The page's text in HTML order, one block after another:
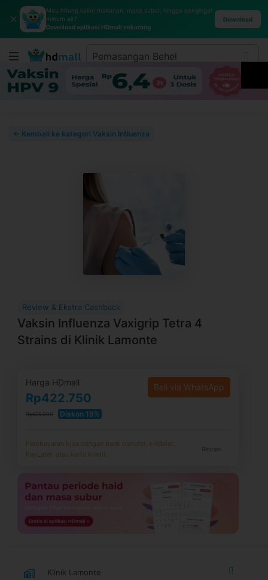
✕
Mau hitung kalori makanan, masa subur, hingga pengingat
minum air?
Download aplikasi HDmall sekarang
Download
← Kembali ke kategori Vaksin Influenza
Review & Ekstra Cashback
Vaksin Influenza Vaxigrip Tetra 4
Strains di Klinik Lamonte
Harga HDmall
Rp422.750
Rp525.000 Diskon 19%
Beli via WhatsApp
Pembayaran bisa dengan bank transfer, e-Wallet,
PayLater, atau kartu kredit.
Rincian
Klinik Lamonte